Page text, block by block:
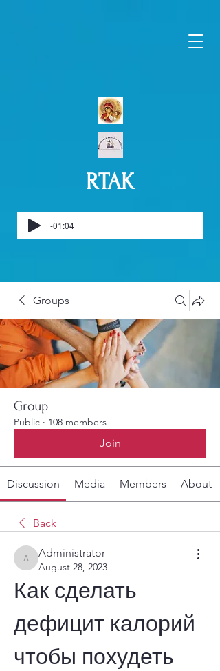
RTAK
-01:04
Groups
Group
Public · 108 members
Join
Discussion Media Members About
Back
Administrator
Administrator
August 28, 2023
Как сделать
дефицит калорий
чтобы похудеть